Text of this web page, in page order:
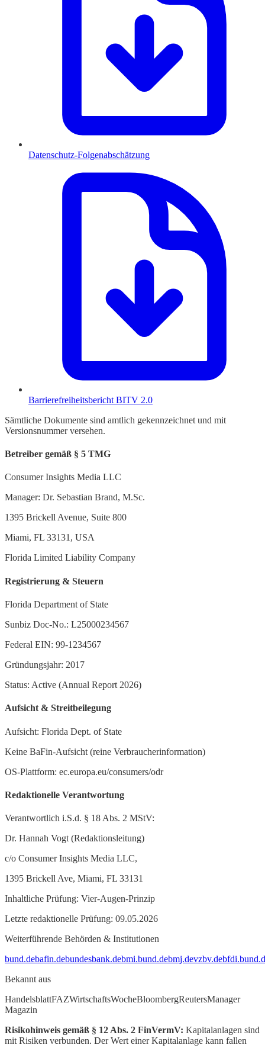
Datenschutz-Folgenabschätzung
Barrierefreiheitsbericht BITV 2.0
Sämtliche Dokumente sind amtlich gekennzeichnet und mit
Versionsnummer versehen.
Betreiber gemäß § 5 TMG
Consumer Insights Media LLC
Manager: Dr. Sebastian Brand, M.Sc.
1395 Brickell Avenue, Suite 800
Miami, FL 33131, USA
Florida Limited Liability Company
Registrierung & Steuern
Florida Department of State
Sunbiz Doc-No.: L25000234567
Federal EIN: 99-1234567
Gründungsjahr: 2017
Status: Active (Annual Report 2026)
Aufsicht & Streitbeilegung
Aufsicht: Florida Dept. of State
Keine BaFin-Aufsicht (reine Verbraucherinformation)
OS-Plattform: ec.europa.eu/consumers/odr
Redaktionelle Verantwortung
Verantwortlich i.S.d. § 18 Abs. 2 MStV:
Dr. Hannah Vogt (Redaktionsleitung)
c/o Consumer Insights Media LLC,
1395 Brickell Ave, Miami, FL 33131
Inhaltliche Prüfung: Vier-Augen-Prinzip
Letzte redaktionelle Prüfung: 09.05.2026
Weiterführende Behörden & Institutionen
bund.debafin.debundesbank.debmi.bund.debmj.devzbv.de
Bekannt aus
HandelsblattFAZWirtschaftsWocheBloombergReutersManager
Magazin
Risikohinweis gemäß § 12 Abs. 2 FinVermV: Kapitalanlagen sind
mit Risiken verbunden. Der Wert einer Kapitalanlage kann fallen